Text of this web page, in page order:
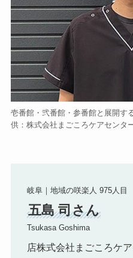
壱番館・弐番館・参番館と展開す
供：株式会社まごころケアセンター
岐阜｜地域の咲楽人 975人目
五島 司さん
Tsukasa Goshima
店株式会社まごころケ